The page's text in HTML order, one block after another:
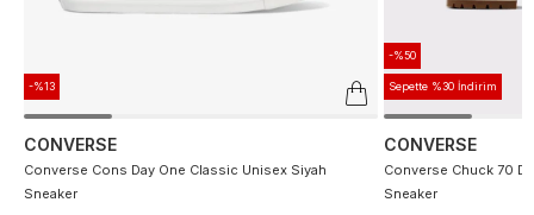
-%13
CONVERSE
Converse Cons Day One Classic Unisex Siyah
Sneaker
-%50
Sepette %30 İndirim
CONVERSE
Converse Chuck 70
Sneaker